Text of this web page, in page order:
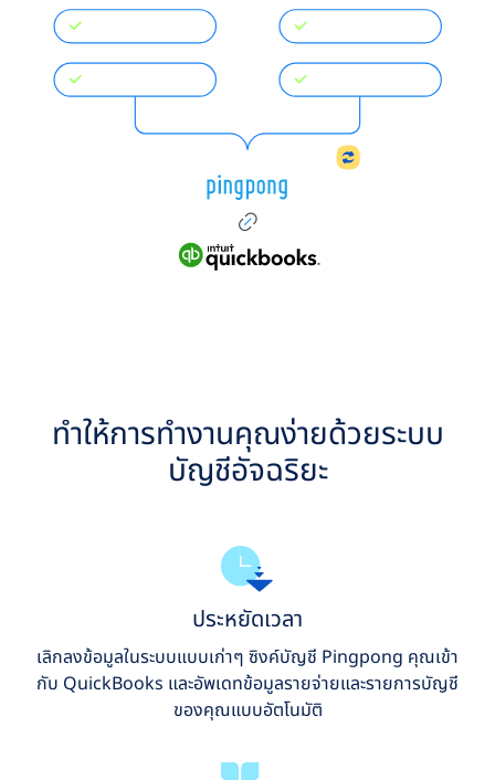
ทำให้การทำงานคุณง่ายด้วยระบบ
บัญชีอัจฉริยะ
ประหยัดเวลา
เลิกลงข้อมูลในระบบแบบเก่าๆ ซิงค์บัญชี Pingpong คุณเข้า
กับ QuickBooks และอัพเดทข้อมูลรายจ่ายและรายการบัญชี
ของคุณแบบอัตโนมัติ